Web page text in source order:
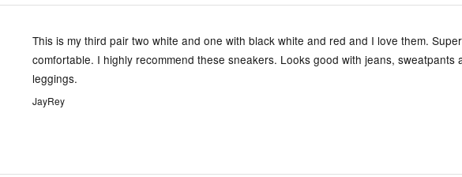
This is my third pair two white and one with black white and red and I love them. Super
comfortable. I highly recommend these sneakers. Looks good with jeans, sweatpants
leggings.
JayRey